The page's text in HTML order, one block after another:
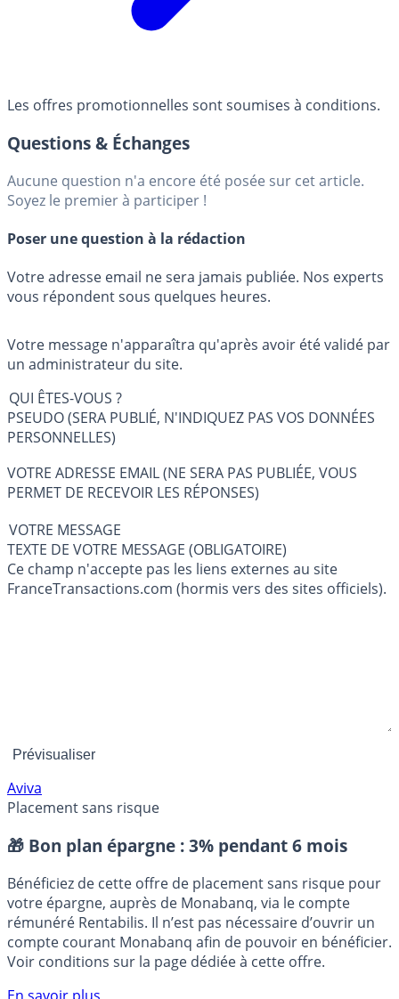
Les offres promotionnelles sont soumises à conditions.
Questions & Échanges
Aucune question n'a encore été posée sur cet article.
Soyez le premier à participer !
Poser une question à la rédaction
Votre adresse email ne sera jamais publiée. Nos experts
vous répondent sous quelques heures.
Votre message n'apparaîtra qu'après avoir été validé par
un administrateur du site.
QUI ÊTES-VOUS ?
PSEUDO (SERA PUBLIÉ, N'INDIQUEZ PAS VOS DONNÉES
PERSONNELLES)
VOTRE ADRESSE EMAIL (NE SERA PAS PUBLIÉE, VOUS
PERMET DE RECEVOIR LES RÉPONSES)
VOTRE MESSAGE
TEXTE DE VOTRE MESSAGE (OBLIGATOIRE)
Ce champ n'accepte pas les liens externes au site
FranceTransactions.com (hormis vers des sites officiels).
Aviva
Placement sans risque
🎁 Bon plan épargne : 3% pendant 6 mois
Bénéficiez de cette offre de placement sans risque pour
votre épargne, auprès de Monabanq, via le compte
rémunéré Rentabilis. Il n’est pas nécessaire d’ouvrir un
compte courant Monabanq afin de pouvoir en bénéficier.
Voir conditions sur la page dédiée à cette offre.